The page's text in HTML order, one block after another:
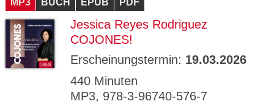
MP3 BUCH EPUB PDF
Jessica Reyes Rodriguez
COJONES!
Erscheinungstermin: 19.03.2026
440 Minuten
MP3, 978-3-96740-576-7